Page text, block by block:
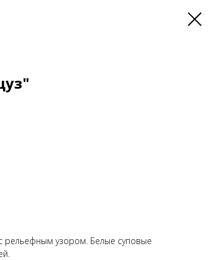
рельефным узором. Белые суповые